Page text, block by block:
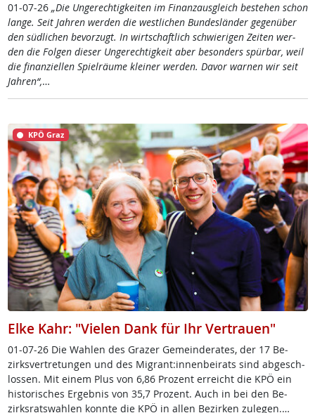
01-07-26 „Die Un­ge­rech­tig­kei­ten im Fi­nanz­aus­g­leich be­ste­hen schon
lan­ge. Seit Jah­ren wer­den die west­li­chen Bun­des­län­der ge­gen­über
den süd­li­chen be­vor­zugt. In wirt­schaft­lich schwie­ri­gen Zei­ten wer­
den die Fol­gen die­ser Un­ge­rech­tig­keit aber be­son­ders spür­bar, weil
die fi­nan­zi­el­len Spiel­räu­me klei­ner wer­den. Da­vor war­nen wir seit
Jah­ren“,…
KPÖ Graz
Elke Kahr: "Vielen Dank für Ihr Vertrauen"
01-07-26 Die Wah­len des Gra­zer Ge­mein­de­ra­tes, der 17 Be­
zirks­ver­t­re­tun­gen und des Mi­grant:in­nen­bei­rats sind ab­ge­sch­
los­sen. Mit ei­nem Plus von 6,86 Pro­zent er­reicht die KPÖ ein
his­to­ri­sches Er­geb­nis von 35,7 Pro­zent. Auch in bei den Be­
zirks­rats­wah­len konn­te die KPÖ in al­len Be­zir­ken zu­le­gen.…